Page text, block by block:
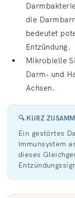
die
bedeutet
Entzündung.
Mikrobielle
Darm‑ und
Achsen.
🔍 KURZ
Ein gestörtes
Immunsystem
dieses